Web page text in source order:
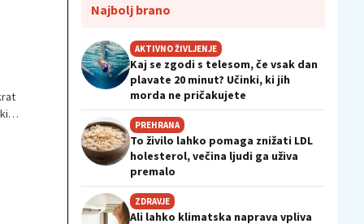
Najbolj brano
AKTIVNO ŽIVLJENJE
Kaj se zgodi s telesom, če vsak dan
plavate 20 minut? Učinki, ki jih
morda ne pričakujete
PREHRANA
To živilo lahko pomaga znižati LDL
holesterol, večina ljudi ga uživa
premalo
ZDRAVJE
Ali lahko klimatska naprava vpliva